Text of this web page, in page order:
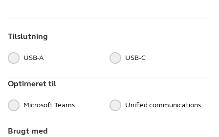
Tilslutning
USB-A USB‑C
Optimeret til
Microsoft Teams Unified communications
Brugt med